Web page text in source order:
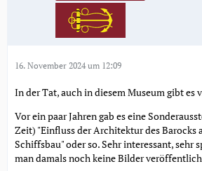
16. November 2024 um 12:09
In der Tat, auch in diesem Museum gibt es
Vor ein paar Jahren gab es eine
Zeit) "Einfluss der Architektur des Barocks
Schiffsbau" oder so. Sehr interessant, sehr
man damals noch keine Bilder